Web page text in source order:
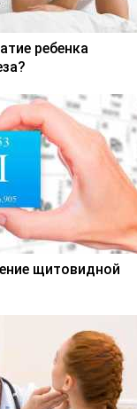
ребенка
щитовидной